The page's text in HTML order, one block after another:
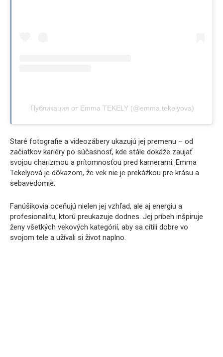
Публикация от Emma TEKELY (@emma.tekelyova)
Staré fotografie a videozábery ukazujú jej premenu – od
začiatkov kariéry po súčasnosť, kde stále dokáže zaujať
svojou charizmou a prítomnosťou pred kamerami. Emma
Tekelyová je dôkazom, že vek nie je prekážkou pre krásu a
sebavedomie.
Fanúšikovia oceňujú nielen jej vzhľad, ale aj energiu a
profesionalitu, ktorú preukazuje dodnes. Jej príbeh inšpiruje
ženy všetkých vekových kategórií, aby sa cítili dobre vo
svojom tele a užívali si život naplno.